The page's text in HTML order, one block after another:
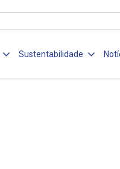
Sustentabilidade